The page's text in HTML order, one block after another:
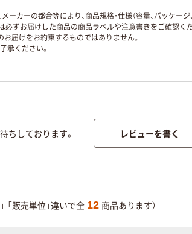
カーの都合等により、商品規格・仕様（容量、パッケー
ずお届けした商品の商品ラベルや注意書きをご確認く
お届けをお約束するものではありません。
承ください。
ちしております。 レビューを書く
「販売単位」違いで全 12 商品あります）